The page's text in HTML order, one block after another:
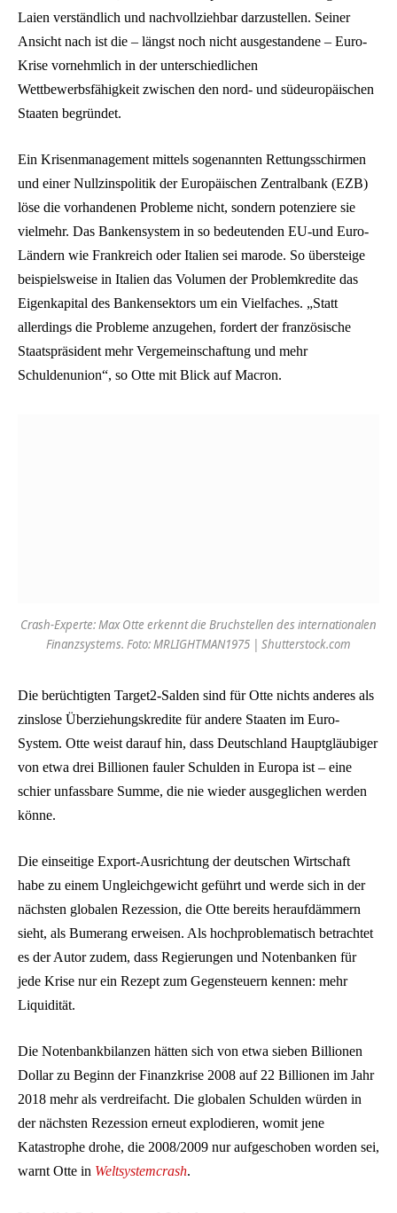
Laien verständlich und nachvollziehbar darzustellen. Seiner
Ansicht nach ist die – längst noch nicht ausgestandene – Euro-
Krise vornehmlich in der unterschiedlichen
Wettbewerbsfähigkeit zwischen den nord- und südeuropäischen
Staaten begründet.
Ein Krisenmanagement mittels sogenannten Rettungsschirmen
und einer Nullzinspolitik der Europäischen Zentralbank (EZB)
löse die vorhandenen Probleme nicht, sondern potenziere sie
vielmehr. Das Bankensystem in so bedeutenden EU-und Euro-
Ländern wie Frankreich oder Italien sei marode. So übersteige
beispielsweise in Italien das Volumen der Problemkredite das
Eigenkapital des Bankensektors um ein Vielfaches. „Statt
allerdings die Probleme anzugehen, fordert der französische
Staatspräsident mehr Vergemeinschaftung und mehr
Schuldenunion“, so Otte mit Blick auf Macron.
Crash-Experte: Max Otte erkennt die Bruchstellen des internationalen
Finanzsystems. Foto: MRLIGHTMAN1975 | Shutterstock.com
Die berüchtigten Target2-Salden sind für Otte nichts anderes als
zinslose Überziehungskredite für andere Staaten im Euro-
System. Otte weist darauf hin, dass Deutschland Hauptgläubiger
von etwa drei Billionen fauler Schulden in Europa ist – eine
schier unfassbare Summe, die nie wieder ausgeglichen werden
könne.
Die einseitige Export-Ausrichtung der deutschen Wirtschaft
habe zu einem Ungleichgewicht geführt und werde sich in der
nächsten globalen Rezession, die Otte bereits heraufdämmern
sieht, als Bumerang erweisen. Als hochproblematisch betrachtet
es der Autor zudem, dass Regierungen und Notenbanken für
jede Krise nur ein Rezept zum Gegensteuern kennen: mehr
Liquidität.
Die Notenbankbilanzen hätten sich von etwa sieben Billionen
Dollar zu Beginn der Finanzkrise 2008 auf 22 Billionen im Jahr
2018 mehr als verdreifacht. Die globalen Schulden würden in
der nächsten Rezession erneut explodieren, womit jene
Katastrophe drohe, die 2008/2009 nur aufgeschoben worden sei,
warnt Otte in Weltsystemcrash.